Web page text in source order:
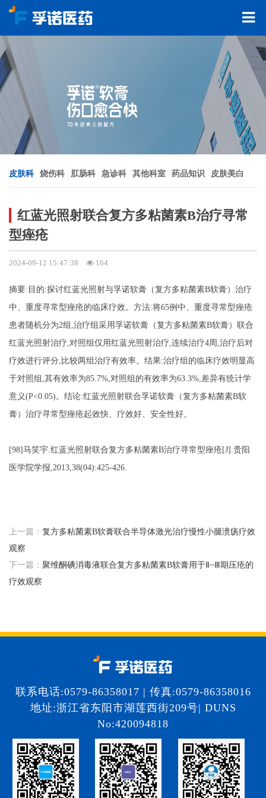
皮肤科 烧伤科 肛肠科 急诊科 其他科室 药品知识 皮肤美白
红蓝光照射联合复方多粘菌素B治疗寻常
型痤疮
2024-09-12 15:47:38 164
摘要:目的:探讨红蓝光照射与孚诺软膏（复方多粘菌素B软膏） 治疗
中、重度寻常型痤疮的临床疗效。方法:将65例中、重度寻常型痤疮
患者随机分为2组,治疗组采用孚诺软膏（复方多粘菌素B软膏） 联合
红蓝光照射治疗,对照组仅用红蓝光照射治疗,连续治疗4周,治疗后对
疗效进行评分,比较两组治疗有效率。结果:治疗组的临床疗效明显高
于对照组,其有效率为85.7%,对照组的有效率为63.3%,差异有统计学
意义(P<0.05)。结论:红蓝光照射联合孚诺软膏（复方多粘菌素B软
膏） 治疗寻常型痤疮起效快、疗效好、安全性好。
[98]马笑宇.红蓝光照射联合复方多粘菌素B治疗寻常型痤疮[J].贵阳
医学院学报,2013,38(04):425-426.
上一篇： 复方多粘菌素B软膏联合半导体激光治疗慢性小腿溃疡疗效
观察
下一篇： 聚维酮碘消毒液联合复方多粘菌素B软膏用于Ⅱ~Ⅲ期压疮的
疗效观察
联系电话:0579-86358017 | 传真:0579-86358016
地址:浙江省东阳市湖莲西街209号| DUNS
No:420094818